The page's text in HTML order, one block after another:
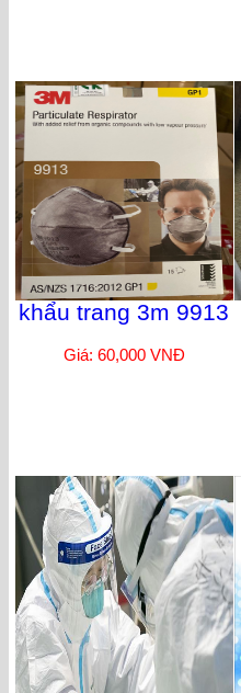
khẩu trang 3m 9913
Giá: 60,000 VNĐ